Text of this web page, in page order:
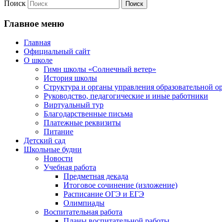
Поиск
Главное меню
Главная
Официальный сайт
О школе
Гимн школы «Солнечный ветер»
История школы
Структура и органы управления образовательной
Руководство, педагогические и иные работники
Виртуальный тур
Благодарственные письма
Платежные реквизиты
Питание
Детский сад
Школьные будни
Новости
Учебная работа
Предметная декада
Итоговое сочинение (изложение)
Расписание ОГЭ и ЕГЭ
Олимпиады
Воспитательная работа